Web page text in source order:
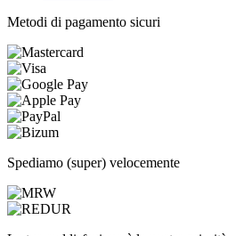
Metodi di pagamento sicuri
Spediamo (super) velocemente